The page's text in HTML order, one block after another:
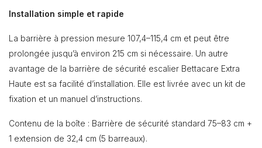
Installation simple et rapide
La barrière à pression mesure 107,4–115,4 cm et peut être
prolongée jusqu’à environ 215 cm si nécessaire. Un autre
avantage de la barrière de sécurité escalier Bettacare Extra
Haute est sa facilité d’installation. Elle est livrée avec un kit de
fixation et un manuel d’instructions.
Contenu de la boîte : Barrière de sécurité standard 75–83 cm +
1 extension de 32,4 cm (5 barreaux).